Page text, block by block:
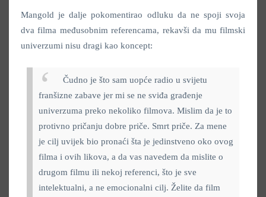
Mangold je dalje pokomentirao odluku da ne spoji svoja
dva filma međusobnim referencama, rekavši da mu filmski
univerzumi nisu dragi kao koncept:
Čudno je što sam uopće radio u svijetu
franšizne zabave jer mi se ne sviđa građenje
univerzuma preko nekoliko filmova. Mislim da je to
protivno pričanju dobre priče. Smrt priče. Za mene
je cilj uvijek bio pronaći šta je jedinstveno oko ovog
filma i ovih likova, a da vas navedem da mislite o
drugom filmu ili nekoj referenci, što je sve
intelektualni, a ne emocionalni cilj. Želite da film